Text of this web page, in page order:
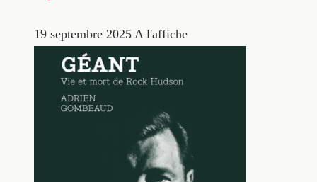
19 septembre 2025 A l'affiche